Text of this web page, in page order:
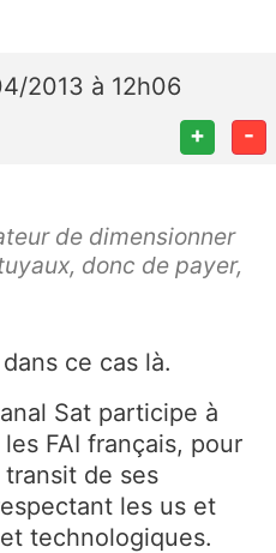
2013 à 12h06
+ -
de dimensionner
donc de payer,
ce cas là.
Sat participe à
FAI français, pour
de ses
les us et
technologiques.